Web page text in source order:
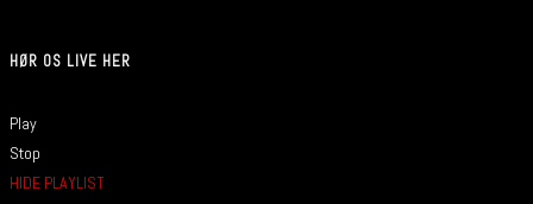
HØR OS LIVE HER
Play
Stop
HIDE PLAYLIST